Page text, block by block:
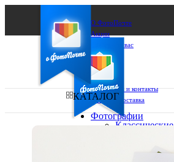
О ФотоПочте
Акции
Сделаем за вас
Бизнесу
FAQ
Франшиза
Поддержка и контакты
Оплата и доставка
КАТАЛОГ
Фотографии
Классические
10х15